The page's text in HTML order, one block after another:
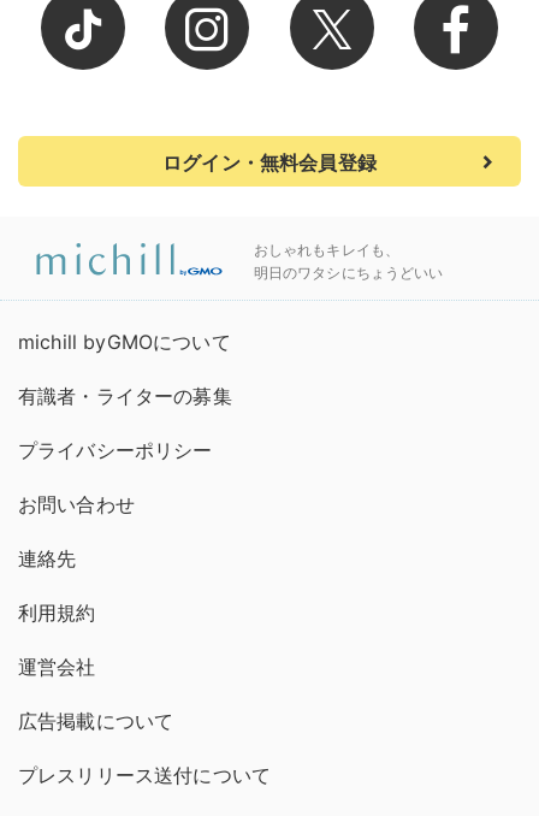
ログイン・無料会員登録
おしゃれもキレイも、
明日のワタシにちょうどいい
michill byGMOについて
有識者・ライターの募集
プライバシーポリシー
お問い合わせ
連絡先
利用規約
運営会社
広告掲載について
プレスリリース送付について